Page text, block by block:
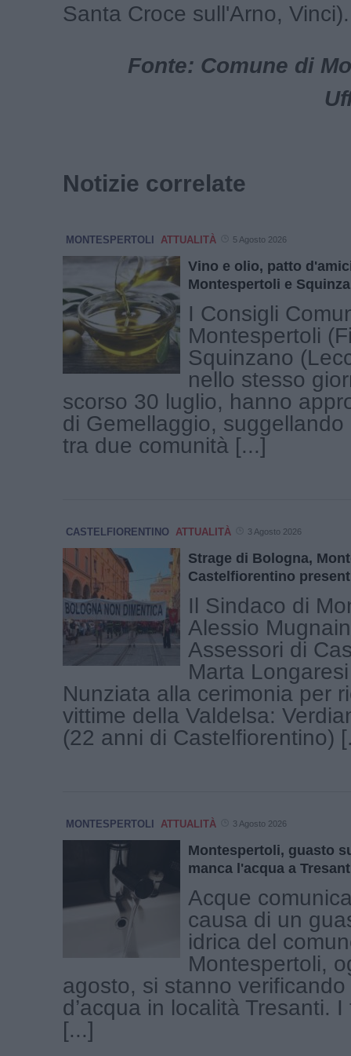
Santa Croce sull'Arno, Vinci).
Fonte: Comune di
Notizie correlate
MONTESPERTOLI ATTUALITÀ 5 Agosto 2026
Vino e olio, patto
Montespertoli e
I Consigli
Montespertoli
Squinzano
nello stesso
scorso 30 luglio, hanno
di Gemellaggio,
tra due comunità [...]
CASTELFIORENTINO ATTUALITÀ 3 Agosto 2026
Strage di Bologna,
Castelfiorentino
Il Sindaco di
Alessio
Assessori di
Marta
Nunziata alla cerimonia per
vittime della Valdelsa:
(22 anni di Castelfiorentino)
MONTESPERTOLI ATTUALITÀ 3 Agosto 2026
Montespertoli, guasto
manca l'acqua a
Acque
causa di un
idrica del
Montespertoli,
agosto, si stanno
d’acqua in località Tresanti.
[...]